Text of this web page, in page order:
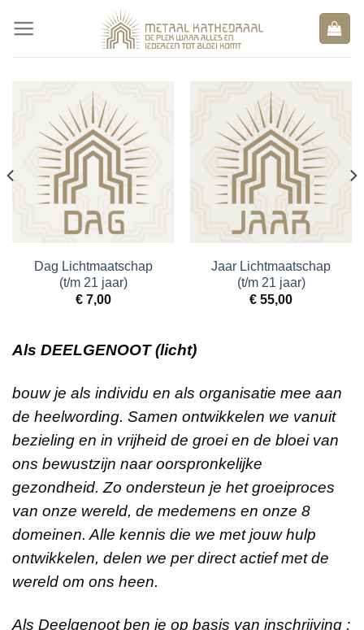
content
Dag Lichtmaatschap
(t/m 21 jaar)
€7,00
Jaar Lichtmaatschap
(t/m 21 jaar)
€ 55,00
Als DEELGENOOT (licht)
bouw je als individu en als organisatie mee aan
de heelwording. Samen ontwikkelen we vanuit
bezieling en in vrijheid de groei en de bloei van
ons bewustzijn naar oorspronkelijke
gezondheid. Zo ondersteun je het groeiproces
van onze wereld, de medemens en onze 8
domeinen. Alle kennis die we met jouw hulp
ontwikkelen, delen we per direct actief met de
wereld om ons heen.
Als Deelgenoot ben je op basis van inschrijving :